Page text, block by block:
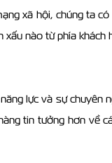
xã hội, chúng ta
nào từ phía khách
lực và sự chuyên
tin tưởng hơn về